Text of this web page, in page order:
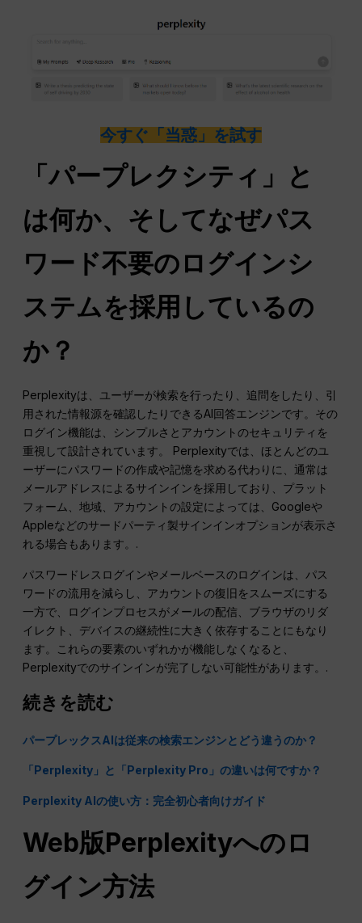
今すぐ「当惑」を試す
「パープレクシティ」と
は何か、そしてなぜパス
ワード不要のログインシ
ステムを採用しているの
か？
Perplexityは、ユーザーが検索を行ったり、追問をしたり、引
用された情報源を確認したりできるAI回答エンジンです。その
ログイン機能は、シンプルさとアカウントのセキュリティを
重視して設計されています。 Perplexityでは、ほとんどのユ
ーザーにパスワードの作成や記憶を求める代わりに、通常は
メールアドレスによるサインインを採用しており、プラット
フォーム、地域、アカウントの設定によっては、Googleや
Appleなどのサードパーティ製サインインオプションが表示さ
れる場合もあります。.
パスワードレスログインやメールベースのログインは、パス
ワードの流用を減らし、アカウントの復旧をスムーズにする
一方で、ログインプロセスがメールの配信、ブラウザのリダ
イレクト、デバイスの継続性に大きく依存することにもなり
ます。これらの要素のいずれかが機能しなくなると、
Perplexityでのサインインが完了しない可能性があります。.
続きを読む
パープレックスAIは従来の検索エンジンとどう違うのか？
「Perplexity」と「Perplexity Pro」の違いは何ですか？
Perplexity AIの使い方：完全初心者向けガイド
Web版Perplexityへのロ
グイン方法